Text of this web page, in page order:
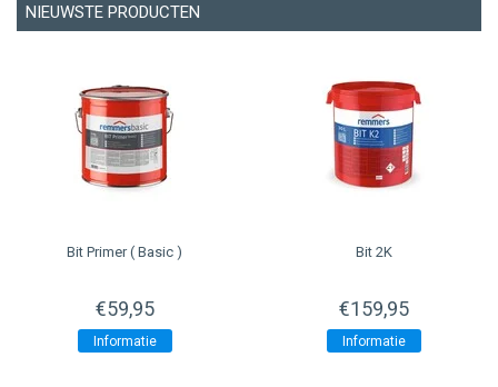
NIEUWSTE PRODUCTEN
Bit Primer ( Basic )
€59,95
Informatie
Bit 2K
€159,95
Informatie